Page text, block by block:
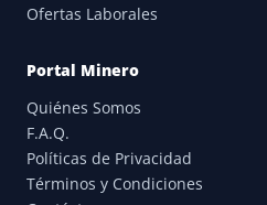
Ofertas Laborales
Portal Minero
Quiénes Somos
F.A.Q.
Políticas de Privacidad
Términos y Condiciones